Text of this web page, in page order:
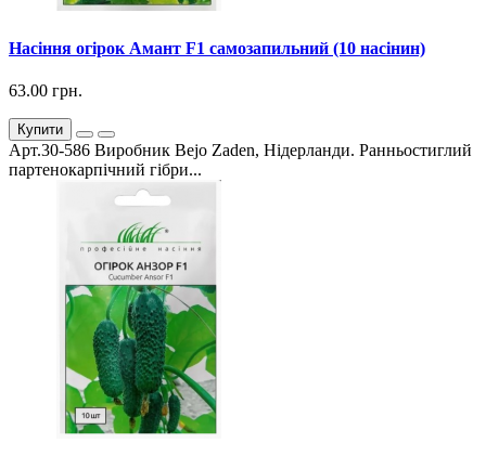
Насіння огірок Амант F1 самозапильний (10 насінин)
63.00 грн.
Купити
Арт.30-586 Виробник Bejo Zaden, Нідерланди. Ранньостиглий
партенокарпічний гібри...